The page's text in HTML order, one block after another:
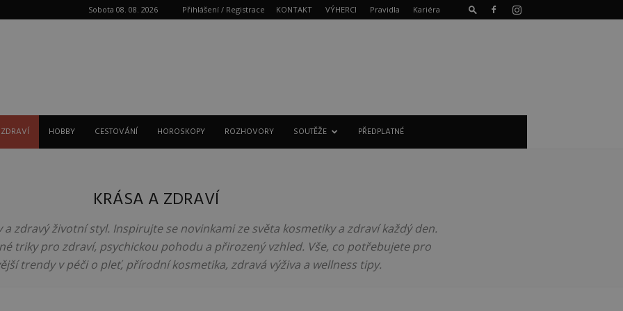
Sobota 08. 08. 2026 Přihlášení / Registrace KONTAKT VÝHERCI Pravidla Kariéra
HOBBY CESTOVÁNÍ HOROSKOPY ROZHOVORY SOUTĚŽE PŘEDPLATNÉ
KRÁSA A ZDRAVÍ
zdravý životní styl. Inspirujte se novinkami ze světa kosmetiky a zdraví každý den.
triky pro zdraví, psychickou pohodu a přirozený vzhled. Vše, co potřebujete pro
trendy v péči o pleť, přírodní kosmetika, zdravá výživa a wellness tipy.